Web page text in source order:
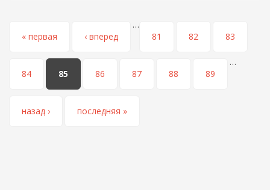
Страницы
« первая ‹ вперед
…
81
82 83
84 85 86 87 88 89
…
назад › последняя »